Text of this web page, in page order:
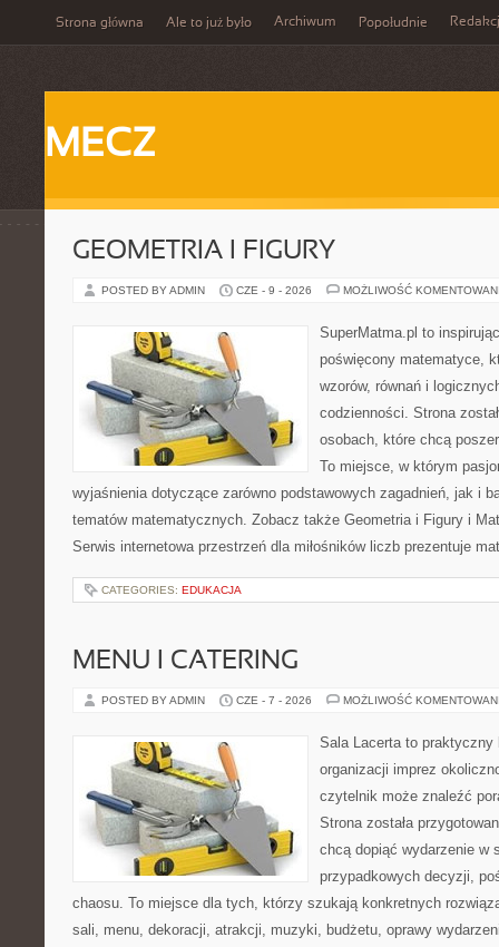
Strona główna Ale to już było Archiwum Popołudnie
MECZ
GEOMETRIA I FIGURY
POSTED BY ADMIN CZE - 9 - 2026 MOŻLIWOŚĆ
SuperMatma.pl to
poświęcony matematyce,
wzorów, równań i
codzienności. Strona
osobach, które chcą
To miejsce, w którym
wyjaśnienia dotyczące zarówno podstawowych zagadnień, jak i
tematów matematycznych. Zobacz także Geometria i Figury i
Serwis internetowa przestrzeń dla miłośników liczb prezentuje
CATEGORIES: EDUKACJA
MENU I CATERING
POSTED BY ADMIN CZE - 7 - 2026 MOŻLIWOŚĆ
Sala Lacerta to praktyczny
organizacji imprez
czytelnik może znaleźć
Strona została
chcą dopiąć wydarzenie w
przypadkowych decyzji,
chaosu. To miejsce dla tych, którzy szukają konkretnych
sali, menu, dekoracji, atrakcji, muzyki, budżetu, oprawy